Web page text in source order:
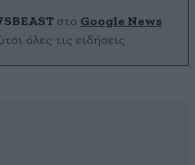
στο Google News
όλες τις ειδήσεις